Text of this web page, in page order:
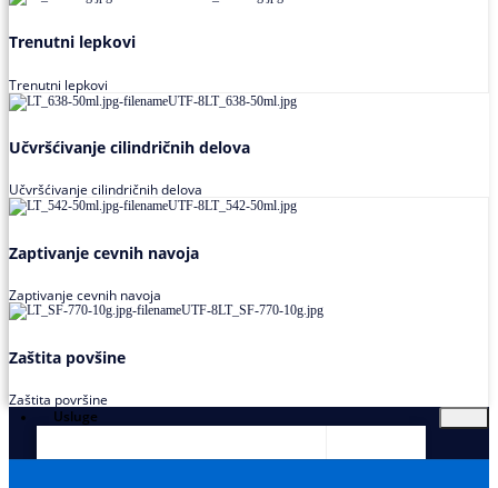
Trenutni lepkovi
Trenutni lepkovi
Učvršćivanje cilindričnih delova
Učvršćivanje cilindričnih delova
Zaptivanje cevnih navoja
Zaptivanje cevnih navoja
Zaštita povšine
Zaštita površine
Usluge